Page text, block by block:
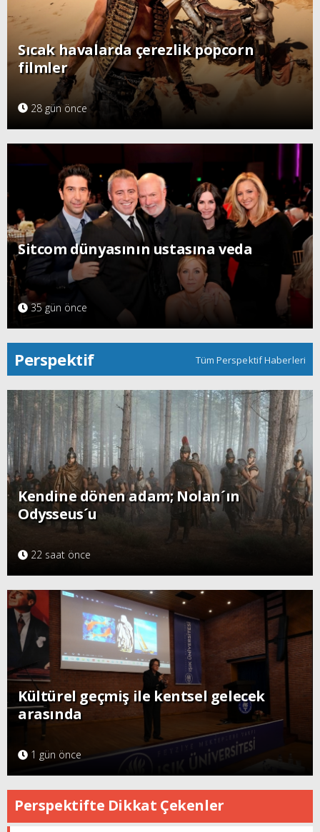
Sıcak havalarda çerezlik popcorn
filmler
28 gün önce
Sitcom dünyasının ustasına veda
35 gün önce
Perspektif Tüm Perspektif Haberleri
Kendine dönen adam; Nolan´ın
Odysseus´u
22 saat önce
Kültürel geçmiş ile kentsel gelecek
arasında
1 gün önce
Perspektifte Dikkat Çekenler